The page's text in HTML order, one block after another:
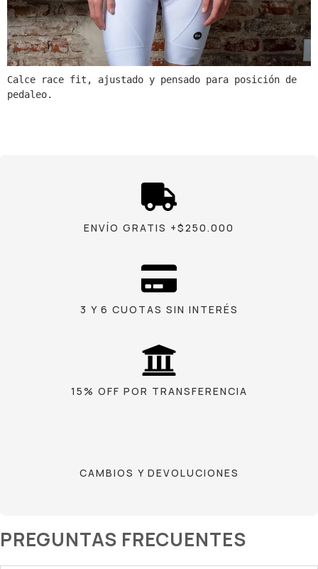
Calce race fit, ajustado y pensado para posición de
pedaleo.
ENVÍO GRATIS +$250.000
3 Y 6 CUOTAS SIN INTERÉS
15% OFF POR TRANSFERENCIA
CAMBIOS Y DEVOLUCIONES
PREGUNTAS FRECUENTES